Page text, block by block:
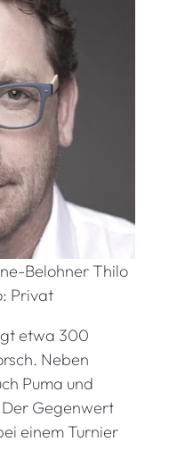
Belohner Thilo
Privat
etwa 300
Neben
Puma und
Gegenwert
einem Turnier